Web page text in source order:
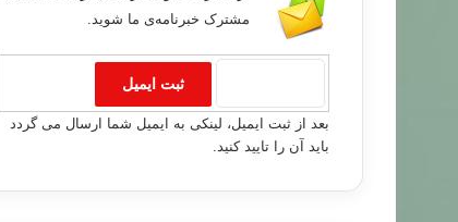
مشترک خبرنامه‌ی ما شوید.
بعد از ثبت ایمیل، لینکی به ایمیل شما ارسال می گردد
باید آن را تایید کنید.